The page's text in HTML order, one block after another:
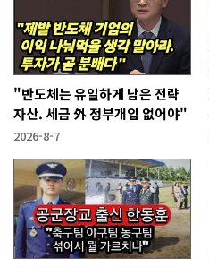
"반도체는 유일하게 남은 전략
자산. 세금 外 정부개입 없어야"
2026-8-7